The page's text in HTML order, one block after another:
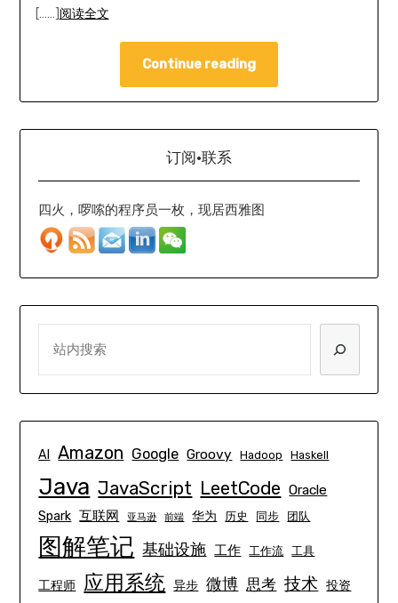
[……] 阅读全文
Continue reading
订阅·联系
四火，啰嗦的程序员一枚，现居西雅图
AI Amazon Google Groovy Hadoop Haskell
Java JavaScript LeetCode Oracle
Spark 互联网 亚马逊 前端 华为 历史 同步 团队
图解笔记 基础设施 工作 工作流 工具
工程师 应用系统 异步 微博 思考 技术 投资